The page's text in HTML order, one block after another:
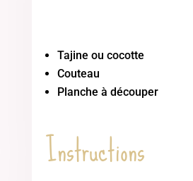
Tajine ou cocotte
Couteau
Planche à découper
Instructions